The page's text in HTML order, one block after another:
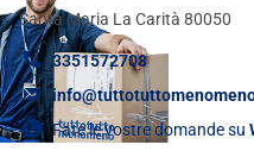
Santa Maria La Carità 80050
3351572708
Fate le vostre domande su